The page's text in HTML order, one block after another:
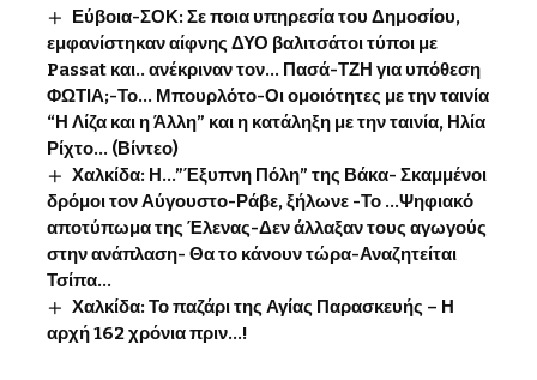
Εύβοια-ΣΟΚ: Σε ποια υπηρεσία του Δημοσίου,
εμφανίστηκαν αίφνης ΔΥΟ βαλιτσάτοι τύποι με
Passat και.. ανέκριναν τον… Πασά-ΤΖΗ για υπόθεση
ΦΩΤΙΑ;-Το… Μπουρλότο-Οι ομοιότητες με την ταινία
“Η Λίζα και η Άλλη” και η κατάληξη με την ταινία, Ηλία
Ρίχτο… (Βίντεο)
Χαλκίδα: Η…”Έξυπνη Πόλη” της Βάκα- Σκαμμένοι
δρόμοι τον Αύγουστο-Ράβε, ξήλωνε -Το …Ψηφιακό
αποτύπωμα της Έλενας-Δεν άλλαξαν τους αγωγούς
στην ανάπλαση- Θα το κάνουν τώρα-Αναζητείται
Τσίπα…
Χαλκίδα: Το παζάρι της Αγίας Παρασκευής – Η
αρχή 162 χρόνια πριν…!